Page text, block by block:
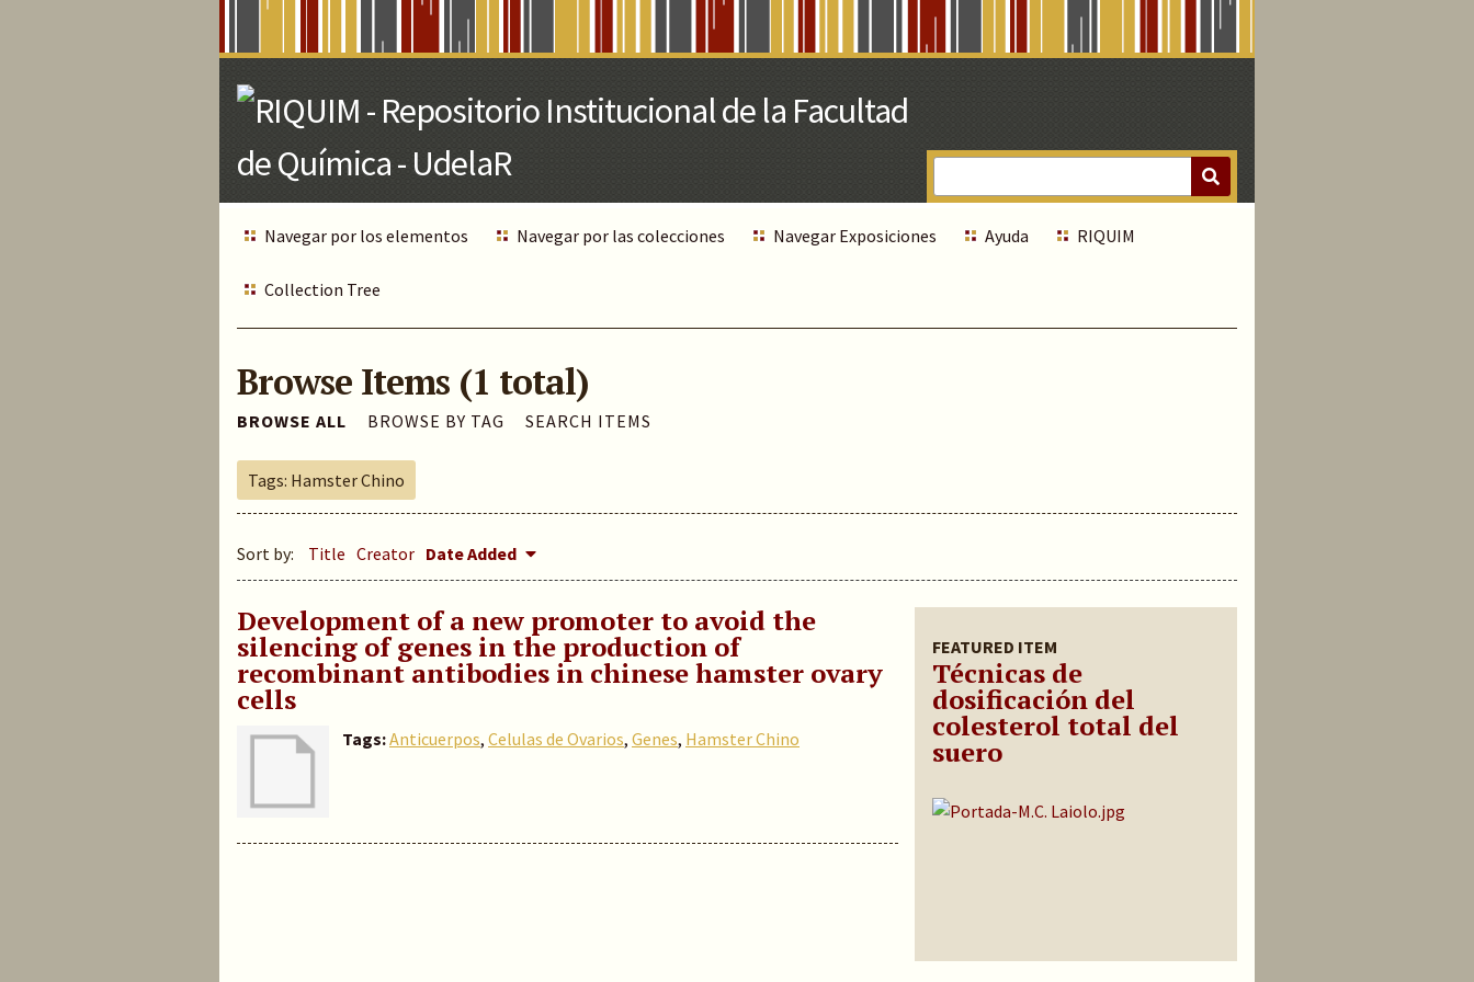
Navegar por los elementos Navegar por las colecciones Navegar Exposiciones Ayuda RIQUIM
Collection Tree
Browse Items (1 total)
BROWSE ALL BROWSE BY TAG SEARCH ITEMS
Tags: Hamster Chino
Sort by: Title Creator Date Added
FEATURED ITEM
Técnicas de
dosificación del
colesterol total del
suero
Development of a new promoter to avoid the
silencing of genes in the production of
recombinant antibodies in chinese hamster ovary
cells
Tags:Anticuerpos, Celulas de Ovarios, Genes, Hamster Chino